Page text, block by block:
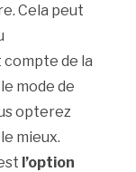
Cela peut
de la
mode de
opterez
mieux.
l’option